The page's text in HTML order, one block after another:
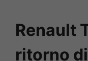
Renault
ritorno